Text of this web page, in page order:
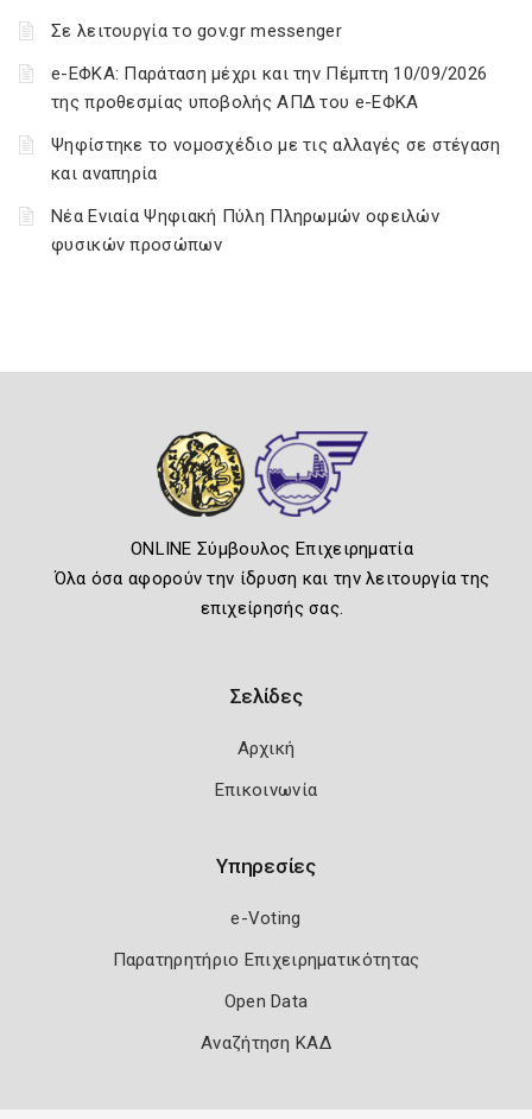
Σε λειτουργία το gov.gr messenger
e-ΕΦΚΑ: Παράταση μέχρι και την Πέμπτη 10/09/2026
της προθεσμίας υποβολής ΑΠΔ του e-ΕΦΚΑ
Ψηφίστηκε το νομοσχέδιο με τις αλλαγές σε στέγαση
και αναπηρία
Νέα Ενιαία Ψηφιακή Πύλη Πληρωμών οφειλών
φυσικών προσώπων
ONLINE Σύμβουλος Επιχειρηματία
Όλα όσα αφορούν την ίδρυση και την λειτουργία της
επιχείρησής σας.
Σελίδες
Αρχική
Επικοινωνία
Υπηρεσίες
e-Voting
Παρατηρητήριο Επιχειρηματικότητας
Open Data
Αναζήτηση ΚΑΔ